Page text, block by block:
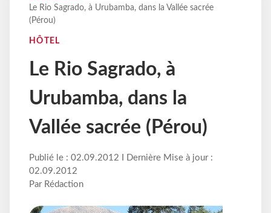
Le Rio Sagrado, à Urubamba, dans la Vallée sacrée
(Pérou)
HÔTEL
Le Rio Sagrado, à
Urubamba, dans la
Vallée sacrée (Pérou)
Publié le : 02.09.2012 I Dernière Mise à jour :
02.09.2012
Par Rédaction